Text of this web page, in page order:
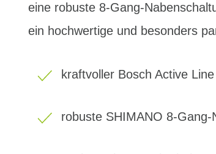
eine robuste 8-Gang-
ein hochwertige und besonders
kraftvoller Bosch Active
robuste SHIMANO 8-